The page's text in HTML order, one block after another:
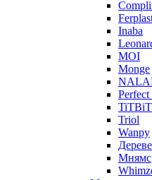
Inaba
MOI
Monge
TiTBiT
Triol
Wanpy
Мнямс